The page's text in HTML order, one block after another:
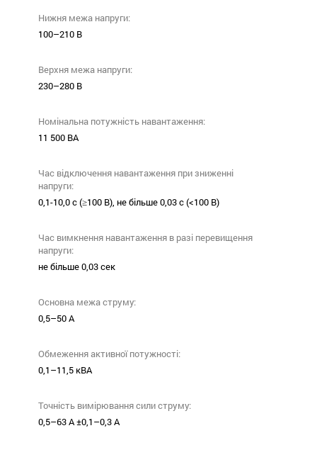
Нижня межа напруги:
100–210 В
Верхня межа напруги:
230–280 В
Номінальна потужність навантаження:
11 500 ВА
Час відключення навантаження при зниженні
напруги:
0,1-10,0 с (≥100 В), не більше 0,03 с (<100 В)
Час вимкнення навантаження в разі перевищення
напруги:
не більше 0,03 сек
Основна межа струму:
0,5–50 А
Обмеження активної потужності:
0,1–11,5 кВА
Точність вимірювання сили струму:
0,5–63 А ±0,1–0,3 А